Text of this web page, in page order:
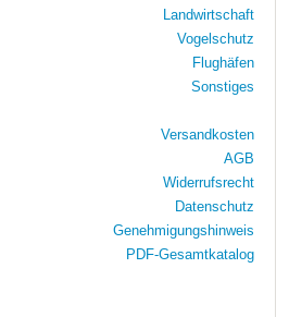
Landwirtschaft
Vogelschutz
Flughäfen
Sonstiges
Versandkosten
AGB
Widerrufsrecht
Datenschutz
Genehmigungshinweis
PDF-Gesamtkatalog